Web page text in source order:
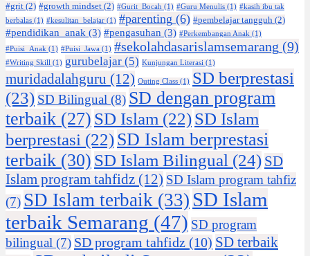
#grit (2) #growth mindset (2) #Gurit_Bocah (1) #Guru Menulis (1) #kasih ibu tak
berbalas (1) #kesulitan_belajar (1) #parenting (6) #pembelajar tangguh (2)
#pendidikan_anak (3) #pengasuhan (3) #Perkembangan Anak (1)
#Puisi_Anak (1) #Puisi_Jawa (1) #sekolahdasarislamsemarang (9)
#Writing Skill (1) gurubelajar (5) Kunjungan Literasi (1)
muridadalahguru (12) Outing Class (1) SD berprestasi
(23) SD Bilingual (8) SD dengan program
terbaik (27) SD Islam (22)SD Islam
berprestasi (22)SD Islam berprestasi
terbaik (30) SD Islam Bilingual (24) SD
Islam program tahfidz (12) SD Islam program tahfiz
(7) SD Islam terbaik (33) SD Islam
terbaik Semarang (47) SD program
bilingual (7) SD program tahfidz (10) SD terbaik